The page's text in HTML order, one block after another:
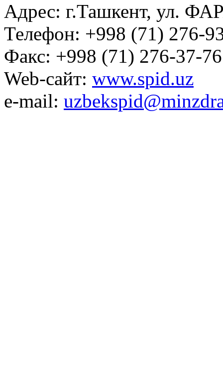
Адрес: г.Ташкент, ул.
Телефон: +998 (71) 276-
Факс: +998 (71) 276-37-76
Web-сайт: www.spid.uz
e-mail: